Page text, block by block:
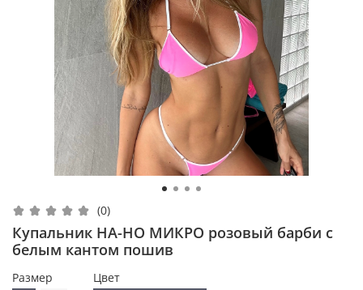
(0)
Купальник НА-НО МИКРО розовый барби с
белым кантом пошив
Размер
Цвет